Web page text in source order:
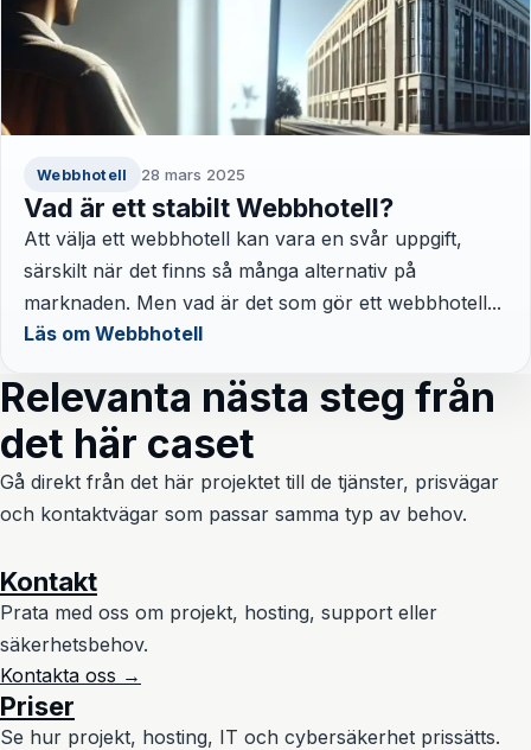
Webbhotell 28 mars 2025
Vad är ett stabilt Webbhotell?
Att välja ett webbhotell kan vara en svår uppgift,
särskilt när det finns så många alternativ på
marknaden. Men vad är det som gör ett webbhotell...
Läs om Webbhotell
Relevanta nästa steg från
det här caset
Gå direkt från det här projektet till de tjänster, prisvägar
och kontaktvägar som passar samma typ av behov.
Kontakt
Prata med oss om projekt, hosting, support eller
säkerhetsbehov.
Kontakta oss →
Priser
Se hur projekt, hosting, IT och cybersäkerhet prissätts.